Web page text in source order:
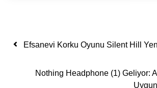
Yazı dolaşımı
Efsanevi Korku Oyunu Silent Hill
Nothing Headphone (1) Geliyor: